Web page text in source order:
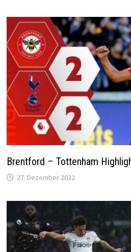
Brentford – Tottenham
27. Dezember 2022